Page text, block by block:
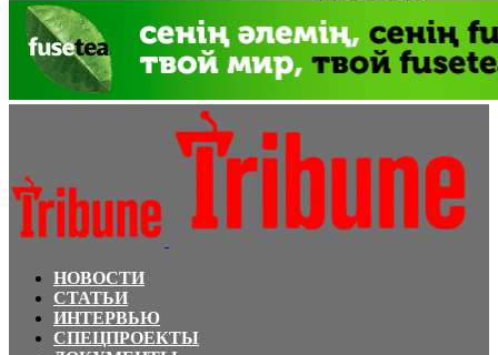
НОВОСТИ
СТАТЬИ
ИНТЕРВЬЮ
СПЕЦПРОЕКТЫ